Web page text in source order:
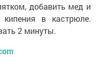
добавить мед и
в кастрюле.
2 минуты.